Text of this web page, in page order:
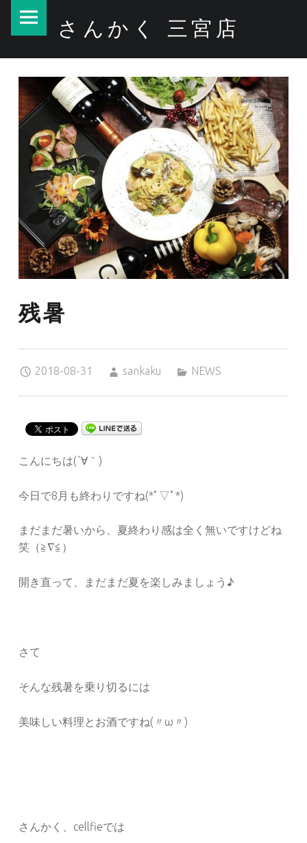
残暑 – さんかく 三宮店
さんかく 三宮店
残暑
2018-08-31
sankaku
NEWS
こんにちは(´∀｀)
今日で8月も終わりですね(*ﾟ▽ﾟ*)
まだまだ暑いから、夏終わり感は全く無いですけどね
笑（≧∇≦）
開き直って、まだまだ夏を楽しみましょう♪
さて
そんな残暑を乗り切るには
美味しい料理とお酒ですね(〃ω〃)
さんかく、cellfieでは